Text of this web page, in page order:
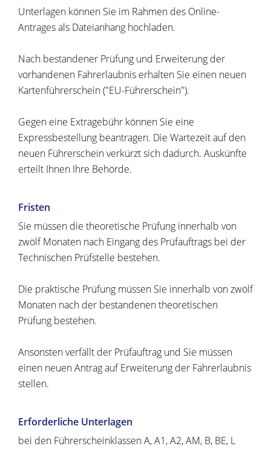
Unterlagen können Sie im Rahmen des Online-
Antrages als Dateianhang hochladen.
Nach bestandener Prüfung und Erweiterung der
vorhandenen Fahrerlaubnis erhalten Sie einen neuen
Kartenführerschein ("EU-Führerschein").
Gegen eine Extragebühr können Sie eine
Expressbestellung beantragen. Die Wartezeit auf den
neuen Führerschein verkürzt sich dadurch. Auskünfte
erteilt Ihnen Ihre Behörde.
Fristen
Sie müssen die theoretische Prüfung innerhalb von
zwölf Monaten nach Eingang des Prüfauftrags bei der
Technischen Prüfstelle bestehen.
Die praktische Prüfung müssen Sie innerhalb von zwölf
Monaten nach der bestandenen theoretischen
Prüfung bestehen.
Ansonsten verfällt der Prüfauftrag und Sie müssen
einen neuen Antrag auf Erweiterung der Fahrerlaubnis
stellen.
Erforderliche Unterlagen
bei den Führerscheinklassen A, A1, A2, AM, B, BE, L